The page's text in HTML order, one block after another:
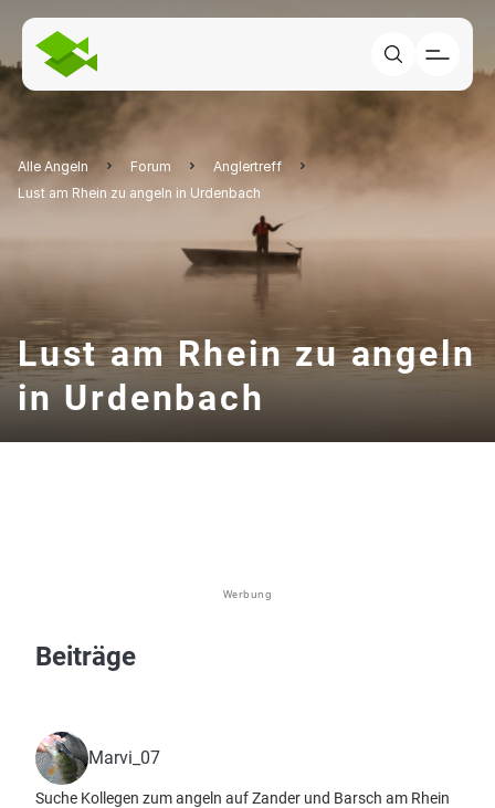
Alle Angeln Forum
Anglertreff
Lust am Rhein zu angeln in Urdenbach
Lust am Rhein zu angeln
in Urdenbach
Werbung
Beiträge
Marvi_07
Suche Kollegen zum angeln auf Zander und Barsch am Rhein